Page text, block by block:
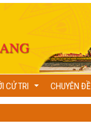
CỬ TRI
...
CHUYÊN ĐỀ